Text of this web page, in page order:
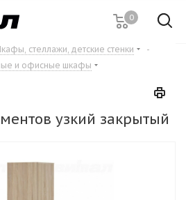
0
стеллажи, детские стенки
-
и офисные шкафы
узкий закрытый